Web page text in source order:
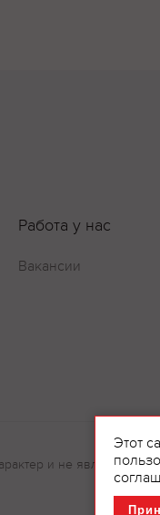
Работа у нас
Вакансии
и не являются
Этот